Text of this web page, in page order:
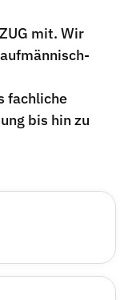
mit. Wir
fachliche
bis hin zu